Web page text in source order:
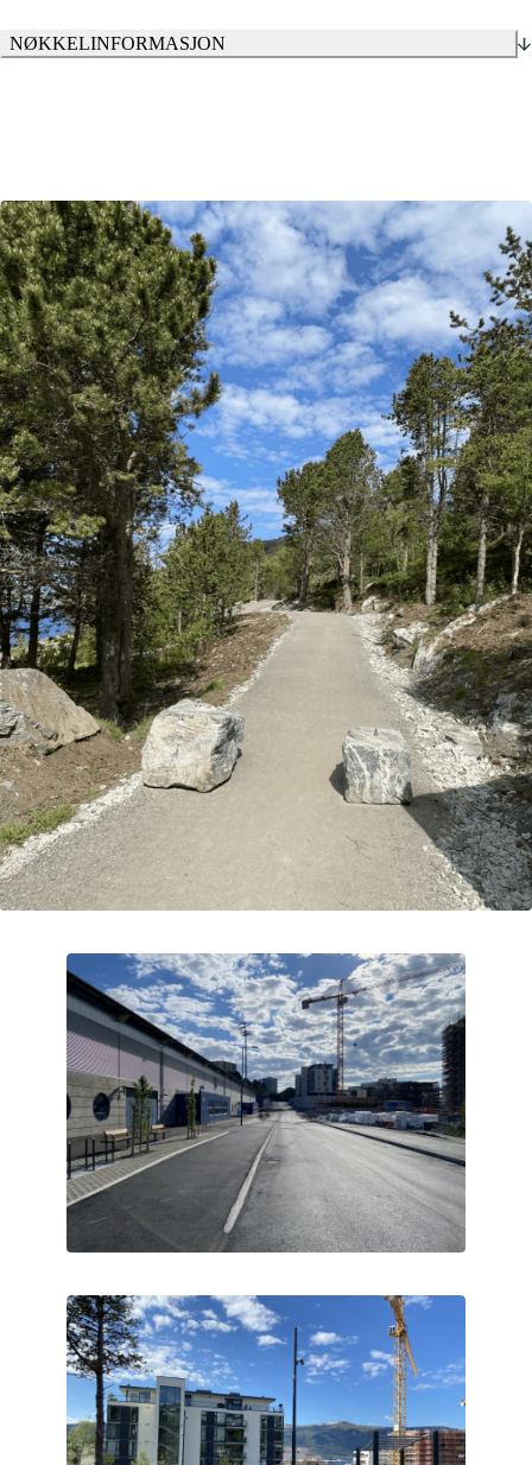
NØKKELINFORMASJON